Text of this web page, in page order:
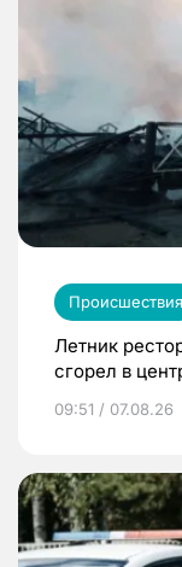
Происшествия
Летник
сгорел в
09:51 / 07.08.26